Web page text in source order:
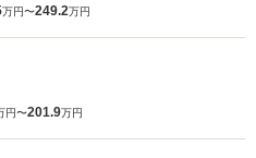
万円〜249.2万円
円〜201.9万円